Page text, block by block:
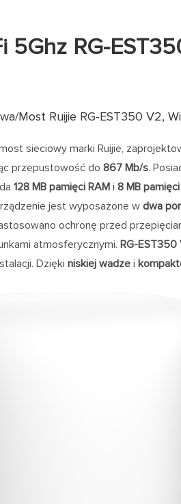
5Ghz RG-
Most Ruijie RG-EST350 V2,
sieciowy marki Ruijie,
przepustowość do 867 Mb/s.
128 MB pamięci RAM i 8 MB
jest wyposażone w dwa
ochronę przed
atmosferycznymi. RG-EST350
Dzięki niskiej wadze i